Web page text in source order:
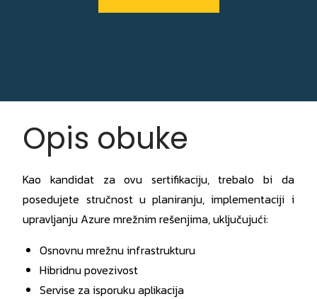
Opis obuke
Kao kandidat za ovu sertifikaciju, trebalo bi da
posedujete stručnost u planiranju, implementaciji i
upravljanju Azure mrežnim rešenjima, uključujući:
Osnovnu mrežnu infrastrukturu
Hibridnu povezivost
Servise za isporuku aplikacija